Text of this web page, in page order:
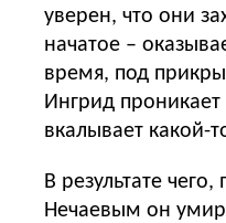
уверен, что они
начатое –
время, под
Ингрид
вкалывает какой-
В результате
Нечаевым он